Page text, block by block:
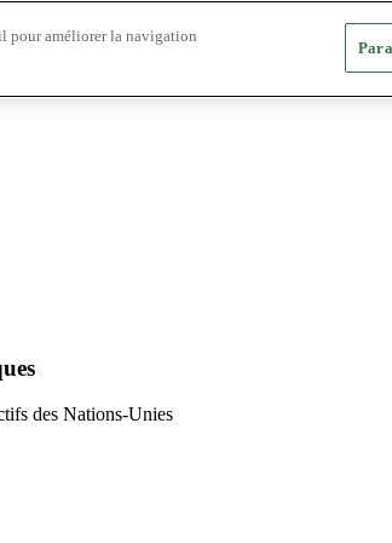
des Nations-Unies
pour améliorer la navigation